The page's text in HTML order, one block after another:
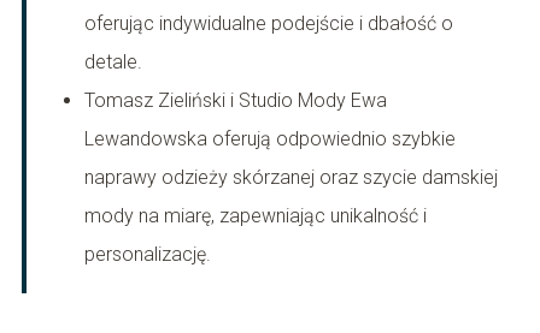
oferując indywidualne podejście i dbałość o
detale.
Tomasz Zieliński i Studio Mody Ewa
Lewandowska oferują odpowiednio szybkie
naprawy odzieży skórzanej oraz szycie damskiej
mody na miarę, zapewniając unikalność i
personalizację.